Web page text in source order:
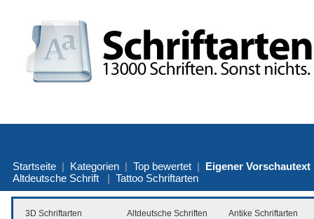
Startseite | Kategorien | Top bewertet | Eigener Vorschautext
Altdeutsche Schrift | Tattoo Schriftarten
3D Schriftarten Altdeutsche Schriften
Antike Schriftarten